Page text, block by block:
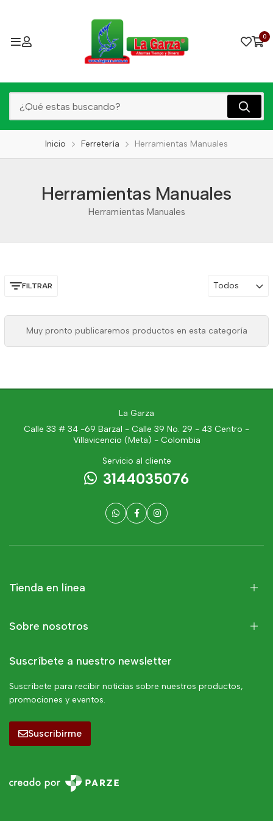
0
Inicio Ferretería Herramientas Manuales
Herramientas Manuales
Herramientas Manuales
FILTRAR Todos
Muy pronto publicaremos productos en esta categoría
La Garza
Calle 33 # 34 -69 Barzal - Calle 39 No. 29 - 43 Centro -
Villavicencio (Meta) - Colombia
Servicio al cliente
3144035076
Tienda en línea
Sobre nosotros
Suscríbete a nuestro newsletter
Suscríbete para recibir noticias sobre nuestros productos,
promociones y eventos.
Suscribirme